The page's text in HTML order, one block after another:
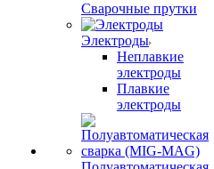
Сварочные прутки
Электроды
Неплавкие
электроды
Плавкие
электроды